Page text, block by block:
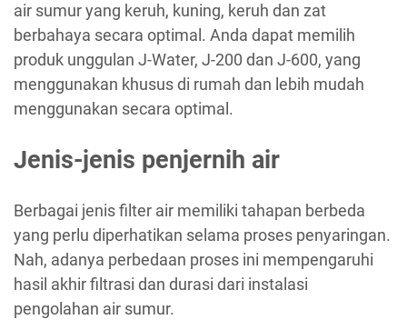
air sumur yang keruh, kuning, keruh dan zat
berbahaya secara optimal. Anda dapat memilih
produk unggulan J-Water, J-200 dan J-600, yang
menggunakan khusus di rumah dan lebih mudah
menggunakan secara optimal.
Jenis-jenis penjernih air
Berbagai jenis filter air memiliki tahapan berbeda
yang perlu diperhatikan selama proses penyaringan.
Nah, adanya perbedaan proses ini mempengaruhi
hasil akhir filtrasi dan durasi dari instalasi
pengolahan air sumur.